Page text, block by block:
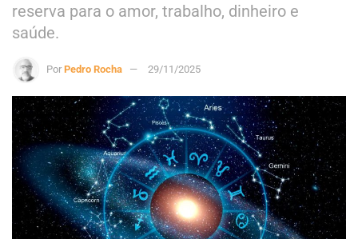
reserva para o amor, trabalho, dinheiro e
saúde.
Por Pedro Rocha 29/11/2025